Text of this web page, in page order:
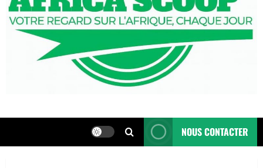
NOUS CONTACTER